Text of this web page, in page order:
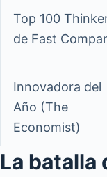
Top 100
de Fast
Innovadora del
Año (The
Economist)
La batalla